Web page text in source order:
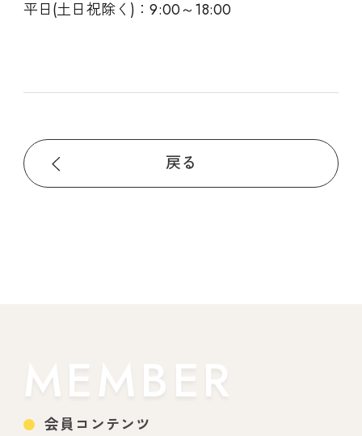
平日(土日祝除く)：9:00～18:00
戻る
MEMBER
会員コンテンツ